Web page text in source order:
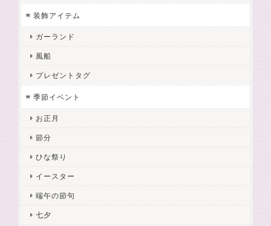
装飾アイテム
ガーランド
風船
プレゼントタグ
季節イベント
お正月
節分
ひな祭り
イースター
端午の節句
七夕